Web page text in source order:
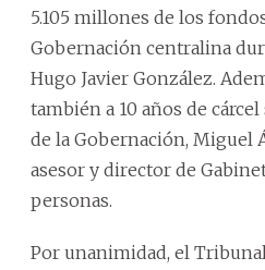
5.105 millones de los
Gobernación centralina
Hugo Javier González.
también a 10 años de
de la Gobernación, Miguel
asesor y director de
personas.
Por unanimidad, el